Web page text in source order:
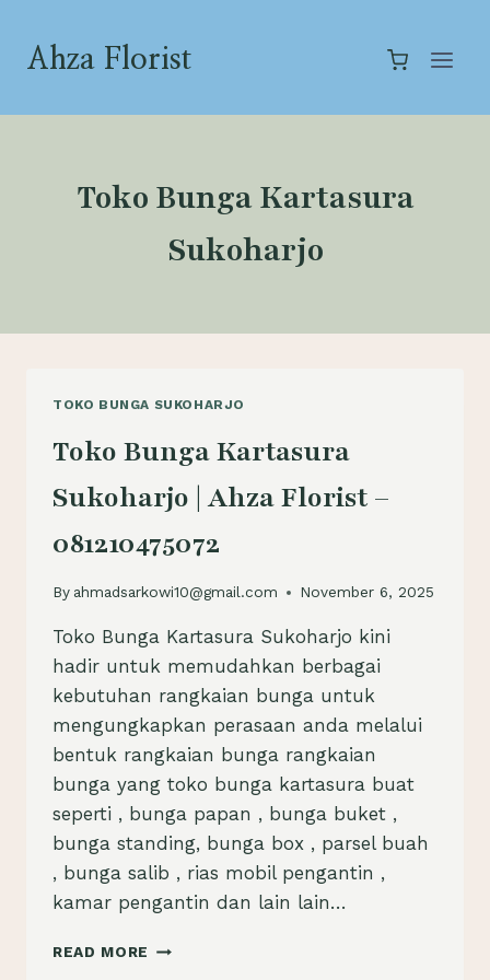
content
Ahza Florist
Toko Bunga Kartasura
Sukoharjo
TOKO BUNGA SUKOHARJO
Toko Bunga Kartasura
Sukoharjo | Ahza Florist –
081210475072
By ahmadsarkowi10@gmail.com November 6, 2025
Toko Bunga Kartasura Sukoharjo kini
hadir untuk memudahkan berbagai
kebutuhan rangkaian bunga untuk
mengungkapkan perasaan anda melalui
bentuk rangkaian bunga rangkaian
bunga yang toko bunga kartasura buat
seperti , bunga papan , bunga buket ,
bunga standing, bunga box , parsel buah
, bunga salib , rias mobil pengantin ,
kamar pengantin dan lain lain…
READ MORE TOKO